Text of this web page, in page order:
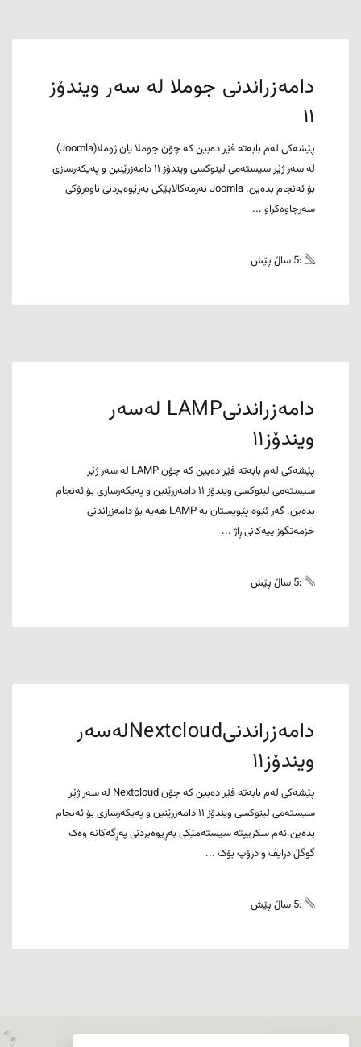
دامەزراندنی جوملا لە سەر ویندۆز
١١
پێشەکی لەم بابەتە فێر دەبین کە چۆن جوملا یان ژوملا(Joomla)
لە سەر ژێر سیستەمی لینوکسی ویندۆز ١١ دامەزرێنین و پەیکەرسازی
بۆ ئەنجام بدەین. Joomla نەرمەکالایێکی بەرێوەبردنی ناوەرۆکی
سەرچاوەکراو ...
:5 ساڵ پێش
دامەزراندنیLAMP لەسەر
ویندۆز١١
پێشەکی لەم بابەتە فێر دەبین کە چۆن LAMP لە سەر ژێر
سیستەمی لینوکسی ویندۆز ١١ دامەزرێنین و پەیکەرسازی بۆ ئەنجام
بدەین. گەر ئێوە پێویستان بە LAMP هەیە بۆ دامەزراندنی
خزمەتگوزاییەکانی ڕاژ ...
:5 ساڵ پێش
دامەزراندنیNextcloudلەسەر
ویندۆز١١
پێشەکی لەم بابەتە فێر دەبین کە چۆن Nextcloud لە سەر ژێر
سیستەمی لینوکسی ویندۆز ١١ دامەزرێنین و پەیکەرسازی بۆ ئەنجام
بدەین.ئەم سکریپتە سیستەمێکی بەڕیوەبردنی پەڕگەکانە وەک
گوگڵ درایڤ و درۆپ بۆک ...
:5 ساڵ پێش